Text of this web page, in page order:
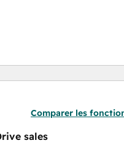
Comparer les
sales